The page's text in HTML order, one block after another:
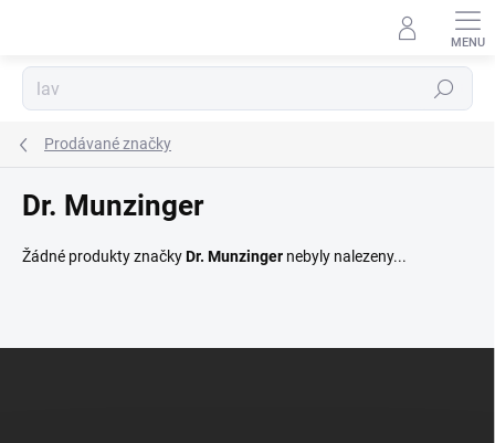
Hledat
Prodávané značky
Dr. Munzinger
Žádné produkty značkyDr. Munzinger nebyly nalezeny...